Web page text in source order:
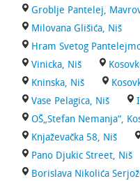
Groblje Pantelej,
Milovana Glišića, Niš
Hram Svetog
Vinicka, Niš
Kninska, Niš
Vase Pelagica, Niš
OŠ„Stefan Nemanja“,
Knjaževačka 58, Niš
Pano Djukic Street, Niš
Borislava Nikolića